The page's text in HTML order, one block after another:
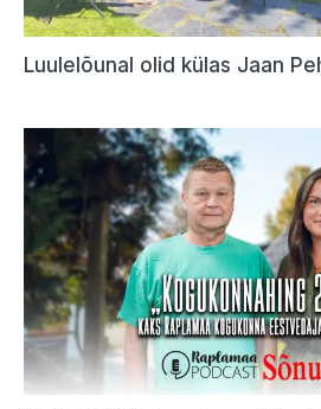
Luulelõunal olid külas Jaan